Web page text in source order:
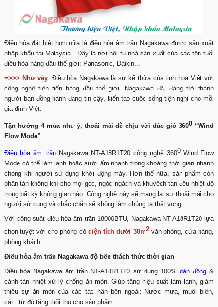
Điều hòa đặt biệt hơn nữa là điều hòa âm trần Nagakawa được sản xuất
nhập khẩu tại Malaysia - Đây là nơi hội tụ nhà sản xuất của các tên tuổi
điều hòa hàng đầu thế giới: Panasonic, Daikin...
=>>> Như vậy: Điều hòa Nagakawa là sự kế thừa của tinh hoa Việt với
công nghệ tiên tiến hàng đầu thế giới. Nagakawa đã, đang trở thành
người bạn đồng hành đáng tin cậy, kiến tạo cuộc sống tiện nghi cho mỗi
gia đình Việt.
Tận hưởng 4 mùa như ý, thoải mái dễ chịu với đảo gió 3600 “Wind
Flow Mode”
Điều hòa âm trầnNagakawa NT-A18R1T20 công nghệ 3600Wind Flow
Mode có thể làm lạnh hoặc sưởi ấm nhanh trong khoảng thời gian nhanh
chóng khi người sử dụng khởi động máy. Hơn thế nữa, sản phẩm còn
phân tán không khí cho mọi góc, ngóc ngách và khuyếch tán đều nhiệt độ
trong bất kỳ không gian nào. Công nghệ này sẽ mang lại sự thoải mái cho
người sử dụng và chắc chắn sẽ không làm chúng ta thất vọng.
Với công suất điều hòa âm trần 18000BTU, Nagakawa NT-A18R1T20 lựa
chọn tuyệt vời cho phòng có diện tích dưới 30m2văn phòng, cửa hàng,
phòng khách...
Điều hòa âm trần Nagakawa độ bền thách thức thời gian
Điều hòa Nagakawa âm trần NT-A18R1T20 sử dụng 100% dàn đồng&
cánh tản nhiệt xử lý chống ăn mòn. Giúp tăng hiệu suất làm lạnh, giảm
thiểu sự ăn mòn của các tác hân bên ngoài: Nước mưa, muối biển,
cát...từ đó tăng tuổi thọ cho sản phẩm.